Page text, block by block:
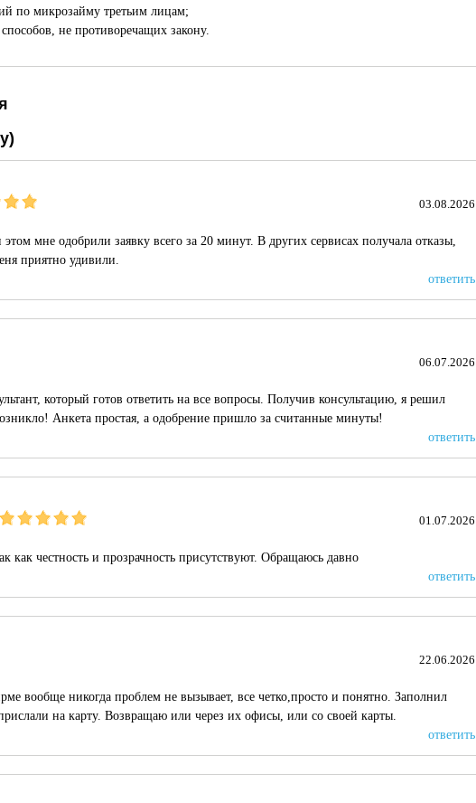
по микрозайму третьим лицам;
не противоречащих закону.
03.08.2026
мне одобрили заявку всего за 20 минут. В других сервисах получала отказы,
приятно удивили.
ответить
06.07.2026
который готов ответить на все вопросы. Получив консультацию, я решил
Анкета простая, а одобрение пришло за считанные минуты!
ответить
01.07.2026
как честность и прозрачность присутствуют. Обращаюсь давно
ответить
22.06.2026
вообще никогда проблем не вызывает, все четко,просто и понятно. Заполнил
на карту. Возвращаю или через их офисы, или со своей карты.
ответить